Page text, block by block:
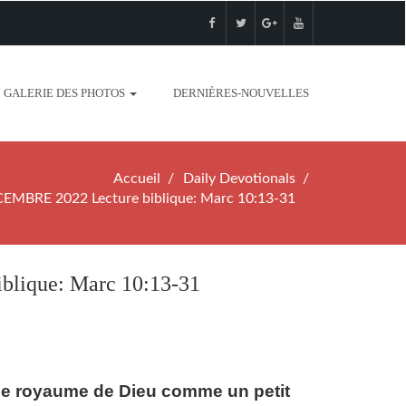
GALERIE DES PHOTOS DERNIÈRES-NOUVELLES
Accueil
Daily Devotionals
2022 Lecture biblique: Marc 10:13-31
Marc 10:13-31
royaume de Dieu comme un petit